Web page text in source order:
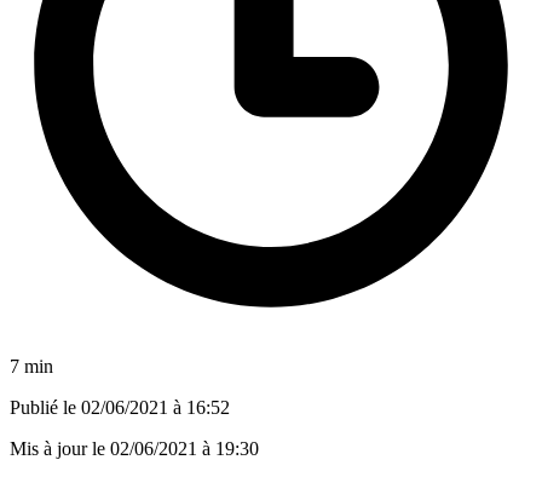
7 min
Publié le 02/06/2021 à 16:52
Mis à jour le 02/06/2021 à 19:30